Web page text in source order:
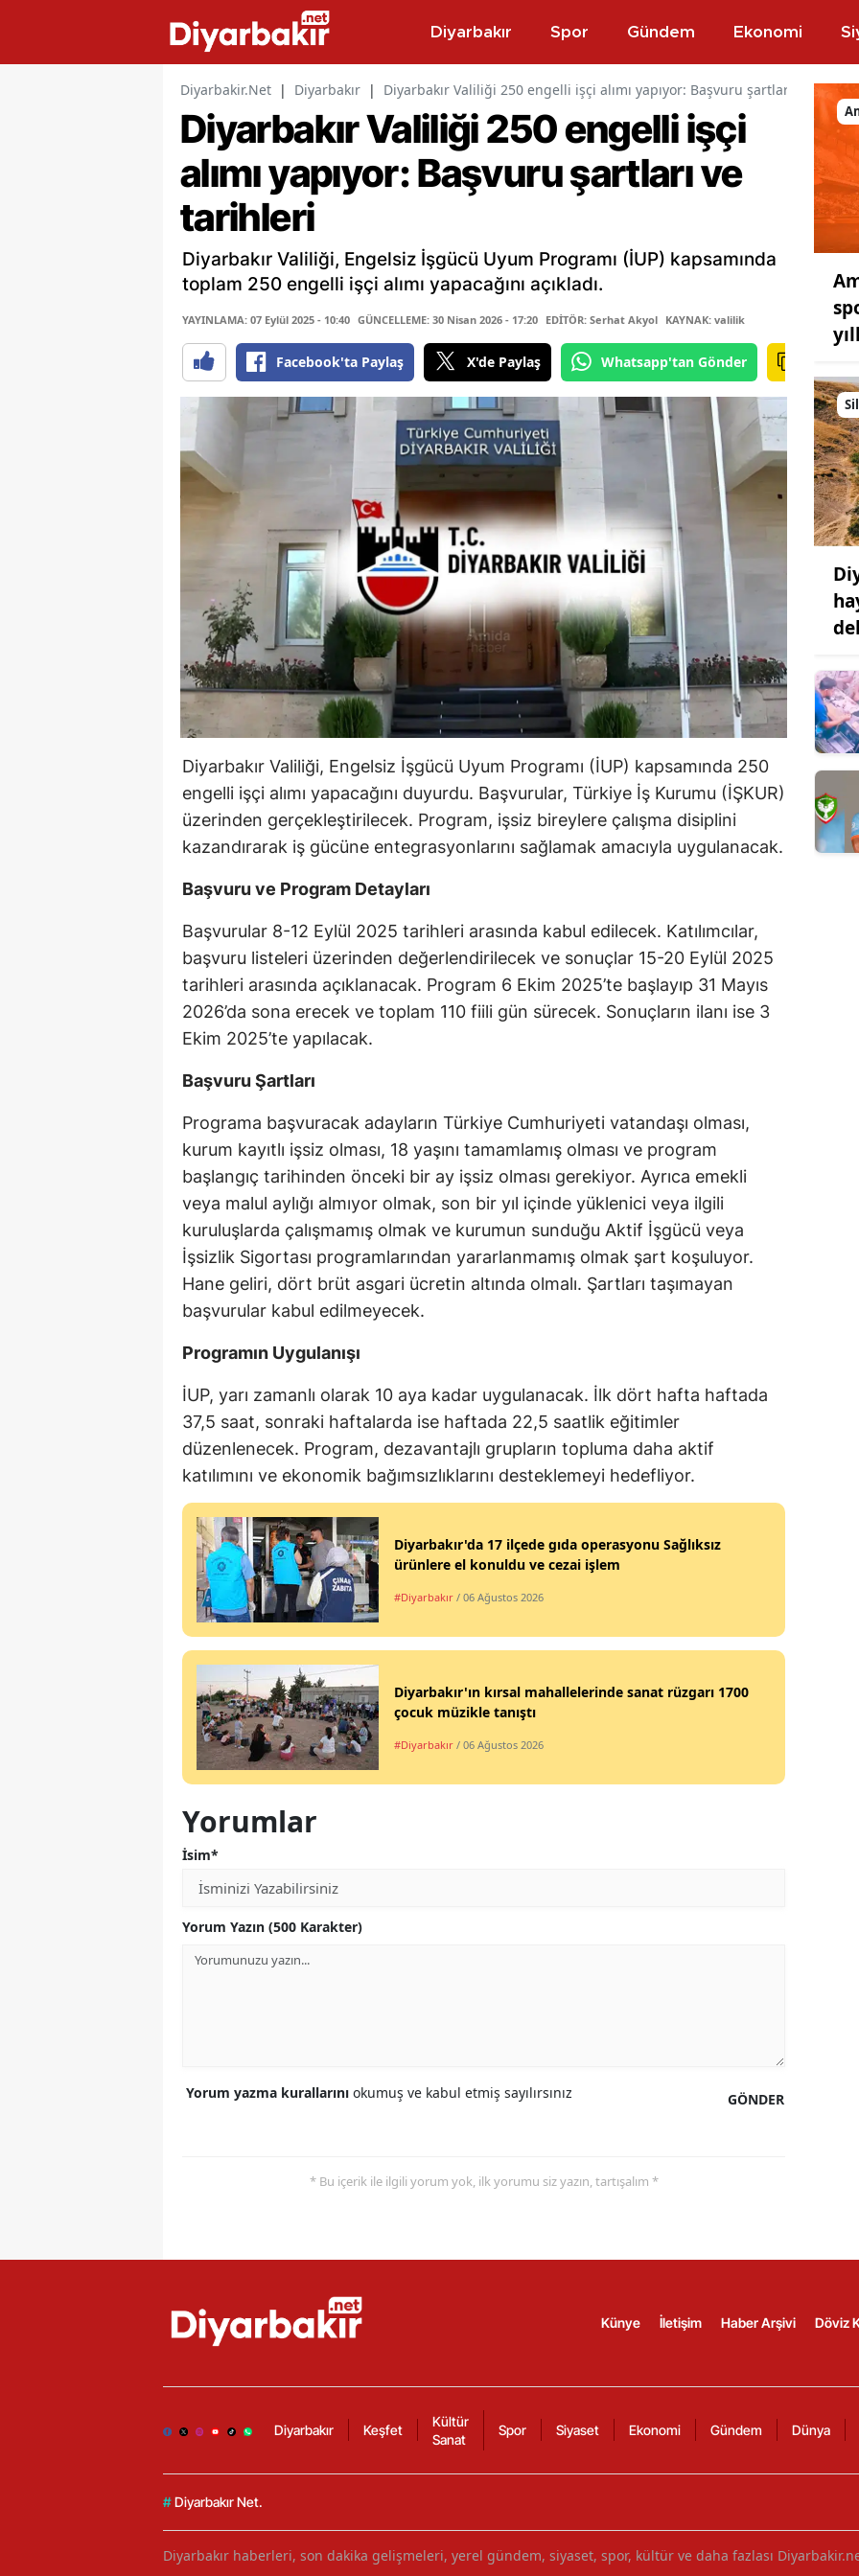
Diyarbakır Spor Gündem Ekonomi
Diyarbakir.Net | Diyarbakır | Diyarbakır Valiliği 250 engelli işçi alımı yapıyor: Başvuru şartları ve
Diyarbakır Valiliği 250 engelli işçi
alımı yapıyor: Başvuru şartları ve
tarihleri
Diyarbakır Valiliği, Engelsiz İşgücü Uyum Programı (İUP) kapsamında
toplam 250 engelli işçi alımı yapacağını açıkladı.
YAYINLAMA: 07 Eylül 2025 - 10:40 GÜNCELLEME: 30 Nisan 2026 - 17:20 EDİTÖR: Serhat Akyol KAYNAK: valilik
Facebook'ta Paylaş X'de Paylaş Whatsapp'tan Gönder
Diyarbakır Valiliği, Engelsiz İşgücü Uyum Programı (İUP) kapsamında 250
engelli işçi alımı yapacağını duyurdu. Başvurular, Türkiye İş Kurumu (İŞKUR)
üzerinden gerçekleştirilecek. Program, işsiz bireylere çalışma disiplini
kazandırarak iş gücüne entegrasyonlarını sağlamak amacıyla uygulanacak.
Başvuru ve Program Detayları
Başvurular 8-12 Eylül 2025 tarihleri arasında kabul edilecek. Katılımcılar,
başvuru listeleri üzerinden değerlendirilecek ve sonuçlar 15-20 Eylül 2025
tarihleri arasında açıklanacak. Program 6 Ekim 2025’te başlayıp 31 Mayıs
2026’da sona erecek ve toplam 110 fiili gün sürecek. Sonuçların ilanı ise 3
Ekim 2025’te yapılacak.
Başvuru Şartları
Programa başvuracak adayların Türkiye Cumhuriyeti vatandaşı olması,
kurum kayıtlı işsiz olması, 18 yaşını tamamlamış olması ve program
başlangıç tarihinden önceki bir ay işsiz olması gerekiyor. Ayrıca emekli
veya malul aylığı almıyor olmak, son bir yıl içinde yüklenici veya ilgili
kuruluşlarda çalışmamış olmak ve kurumun sunduğu Aktif İşgücü veya
İşsizlik Sigortası programlarından yararlanmamış olmak şart koşuluyor.
Hane geliri, dört brüt asgari ücretin altında olmalı. Şartları taşımayan
başvurular kabul edilmeyecek.
Programın Uygulanışı
İUP, yarı zamanlı olarak 10 aya kadar uygulanacak. İlk dört hafta haftada
37,5 saat, sonraki haftalarda ise haftada 22,5 saatlik eğitimler
düzenlenecek. Program, dezavantajlı grupların topluma daha aktif
katılımını ve ekonomik bağımsızlıklarını desteklemeyi hedefliyor.
Diyarbakır'da 17 ilçede gıda operasyonu Sağlıksız
ürünlere el konuldu ve cezai işlem
#Diyarbakır / 06 Ağustos 2026
Diyarbakır'ın kırsal mahallelerinde sanat rüzgarı 1700
çocuk müzikle tanıştı
#Diyarbakır / 06 Ağustos 2026
Yorumlar
İsim*
Yorum Yazın (500 Karakter)
GÖNDER
Yorum yazma kurallarını okumuş ve kabul etmiş sayılırsınız
* Bu içerik ile ilgili yorum yok, ilk yorumu siz yazın, tartışalım *
Künye İletişim Haber Arşivi Döviz
Diyarbakır Keşfet
Kültür
Sanat
Spor Siyaset Ekonomi Gündem Dünya
# Diyarbakır Net.
Diyarbakır haberleri, son dakika gelişmeleri, yerel gündem, siyaset, spor, kültür ve daha fazlası